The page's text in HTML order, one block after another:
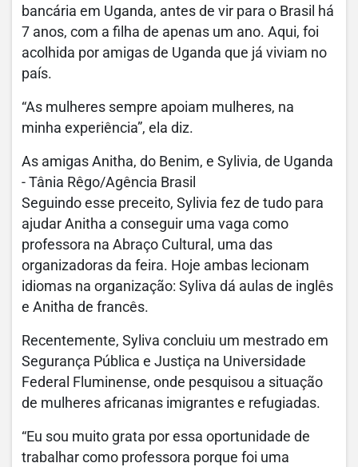
bancária em Uganda, antes de vir para o Brasil há
7 anos, com a filha de apenas um ano. Aqui, foi
acolhida por amigas de Uganda que já viviam no
país.
“As mulheres sempre apoiam mulheres, na
minha experiência”, ela diz.
As amigas Anitha, do Benim, e Sylivia, de Uganda
- Tânia Rêgo/Agência Brasil
Seguindo esse preceito, Sylivia fez de tudo para
ajudar Anitha a conseguir uma vaga como
professora na Abraço Cultural, uma das
organizadoras da feira. Hoje ambas lecionam
idiomas na organização: Syliva dá aulas de inglês
e Anitha de francês.
Recentemente, Syliva concluiu um mestrado em
Segurança Pública e Justiça na Universidade
Federal Fluminense, onde pesquisou a situação
de mulheres africanas imigrantes e refugiadas.
“Eu sou muito grata por essa oportunidade de
trabalhar como professora porque foi uma